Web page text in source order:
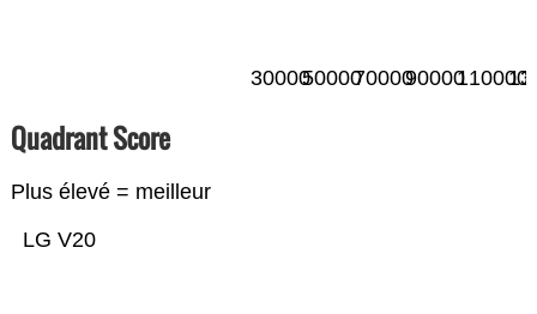
30000500007000090000110000
Quadrant Score
Plus élevé = meilleur
LG V20